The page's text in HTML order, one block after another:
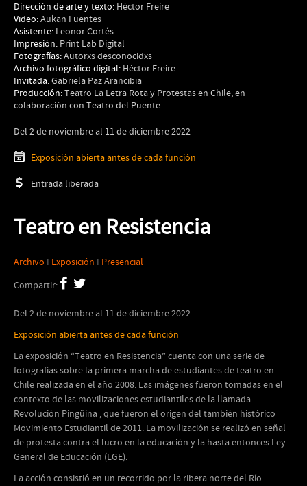
Dirección de arte y texto: Héctor Freire
Video:Aukan Fuentes
Asistente: Leonor Cortés
Impresión: Print Lab Digital
Fotografías:Autorxs desconocidxs
Archivo fotográfico digital: Héctor Freire
Invitada:Gabriela Paz Arancibia
Producción:Teatro La Letra Rota y Protestas en Chile, en
colaboración con Teatro del Puente
Del 2 de noviembre al 11 de diciembre 2022
Exposición abierta antes de cada función
Entrada liberada
Teatro en Resistencia
Archivo I Exposición I Presencial
Compartir:
Del 2 de noviembre al 11 de diciembre 2022
Exposición abierta antes de cada función
La exposición “Teatro en Resistencia” cuenta con una serie de
fotografías sobre la primera marcha de estudiantes de teatro en
Chile realizada en el año 2008. Las imágenes fueron tomadas en el
contexto de las movilizaciones estudiantiles de la llamada
Revolución Pingüina , que fueron el origen del también histórico
Movimiento Estudiantil de 2011. La movilización se realizó en señal
de protesta contra el lucro en la educación y la hasta entonces Ley
General de Educación (LGE).
La acción consistió en un recorrido por la ribera norte del Río